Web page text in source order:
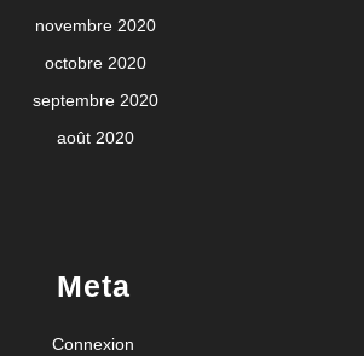
novembre 2020
octobre 2020
septembre 2020
août 2020
Meta
Connexion